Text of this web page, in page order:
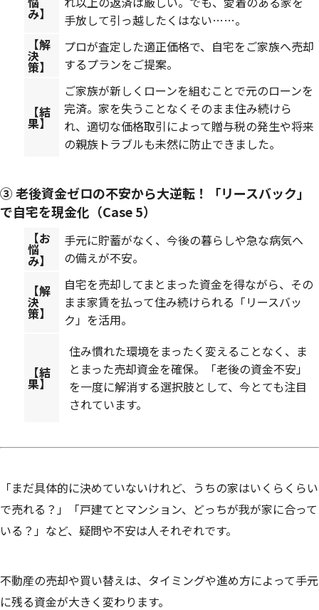
み】
手放して引っ越したくはない……。
【解
決
策】
プロが査定した適正価格で、自宅をご家族へ売却
するプランをご提案。
【結
果】
ご家族が新しくローンを組むことで元のローンを
完済。家を失うことなくそのまま住み続けら
れ、適切な価格取引によって贈与税の発生や将来
の親族トラブルも未然に防止できました。
③ 老後資金ゼロの不安から大逆転！「リースバック」
で自宅を現金化（Case 5）
【お
悩
み】
手元に貯蓄がなく、今後の暮らしや急な病気へ
の備えが不安。
【解
決
策】
自宅を売却してまとまった資金を得ながら、その
まま家賃を払って住み続けられる「リースバッ
ク」を活用。
【結
果】
住み慣れた環境をまったく変えることなく、ま
とまった売却資金を確保。「老後の資金不安」
を一度に解消する選択肢として、今とても注目
されています。
「まだ具体的に決めていないけれど、うちの家はいくらくらい
で売れる？」「戸建てとマンション、どっちが我が家に合って
いる？」など、疑問や不安は人それぞれです。
不動産の売却や買い替えは、タイミングや進め方によって手元
に残る資金が大きく変わります。